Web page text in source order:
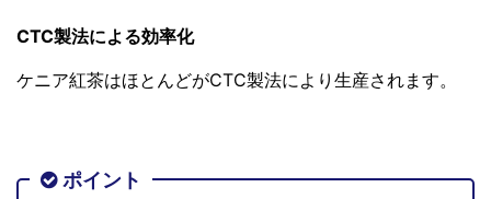
CTC製法による効率化
ケニア紅茶はほとんどがCTC製法により生産されます。
ポイント